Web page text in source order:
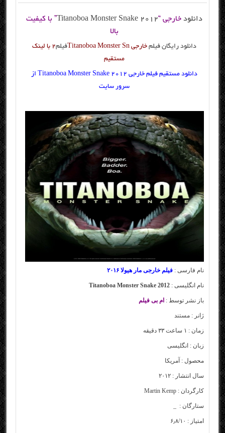
دانلودخارجی “Titanoboa Monster Snake 2012” با کیفیت
بالا
دانلود رایگان فیلمخارجی Titanoboa Monster Sn فیلم
2 با لینک
مستقیم
دانلود مستقیم فیلم خارجی Titanoboa Monster Snake 2012 از
سرور سایت
نام فارسی :فیلم خارجی مار هیولا ۲۰۱۶
نام انگلیسی :Titanoboa Monster Snake 2012
باز نشر توسط : ام بی فیلم
ژانر : مستند
زمان : ۱ ساعت ۳۳ دقیقه
زبان : انگلیسی
محصول : آمریکا
سال انتشار : ۲۰۱۲
کارگردان :Martin Kemp
ستارگان :
امتیاز : ۶٫۸/۱۰